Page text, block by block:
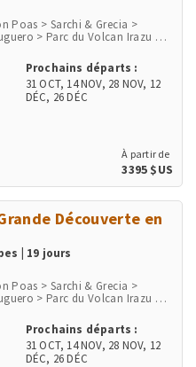
Poas > Sarchi & Grecia >
> Parc du Volcan Irazu >
> Parc de Corcovado > Parc
& Punta Leona > Rio Tarcoles
Prochains départs :
31 OCT, 14 NOV, 28 NOV, 12
DÉC, 26 DÉC
À partir de
3395 $US
Découverte en
| 19 jours
Poas > Sarchi & Grecia >
> Parc du Volcan Irazu >
> Parc de Corcovado > Parc
& Punta Leona > Rio Tarcoles
> Communauté indigène
San Lorenzo
Prochains départs :
31 OCT, 14 NOV, 28 NOV, 12
DÉC, 26 DÉC